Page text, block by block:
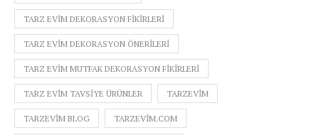
TARZ EVIM DEKORASYON FIKIRLERI
TARZ EVIM DEKORASYON ÖNERILERI
TARZ EVIM MUTFAK DEKORASYON FIKIRLERI
TARZ EVIM TAVSIYE ÜRÜNLER TARZEVIM
TARZEVIM BLOG TARZEVIM.COM